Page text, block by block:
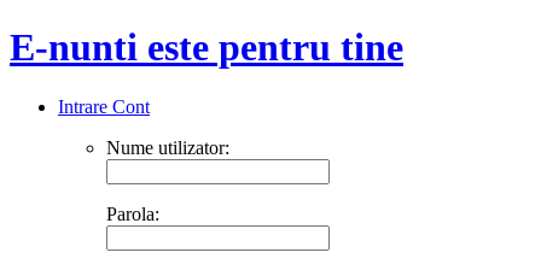
E-nunti este pentru tine
Intrare Cont
Nume utilizator:
Parola: